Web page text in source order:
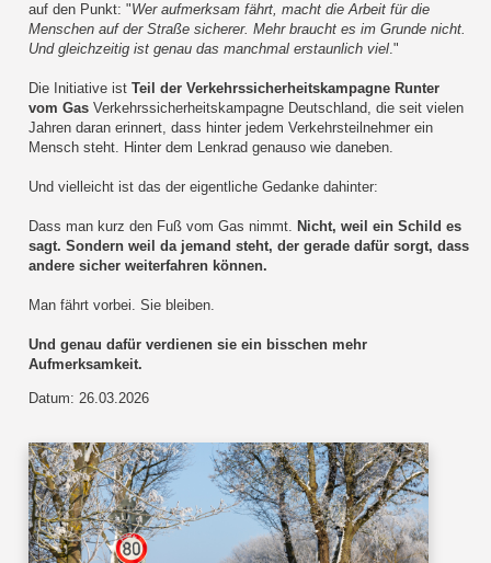
auf den Punkt: "Wer aufmerksam fährt, macht die Arbeit für die
Menschen auf der Straße sicherer. Mehr braucht es im Grunde nicht.
Und gleichzeitig ist genau das manchmal erstaunlich viel."
Die Initiative istTeil der Verkehrssicherheitskampagne Runter
vom Gas Verkehrssicherheitskampagne Deutschland, die seit vielen
Jahren daran erinnert, dass hinter jedem Verkehrsteilnehmer ein
Mensch steht. Hinter dem Lenkrad genauso wie daneben.
Und vielleicht ist das der eigentliche Gedanke dahinter:
Dass man kurz den Fuß vom Gas nimmt. Nicht, weil ein Schild es
sagt. Sondern weil da jemand steht, der gerade dafür sorgt, dass
andere sicher weiterfahren können.
Man fährt vorbei. Sie bleiben.
Und genau dafür verdienen sie ein bisschen mehr
Aufmerksamkeit.
Datum: 26.03.2026